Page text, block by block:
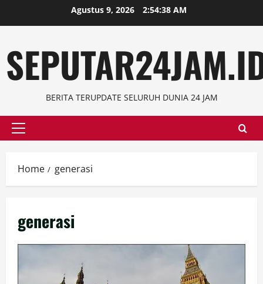
to
Agustus 9, 2026 2:54:39 AM
BERITA TERUPDATE SELURUH DUNIA 24 JAM
Primary
Home generasi
generasi